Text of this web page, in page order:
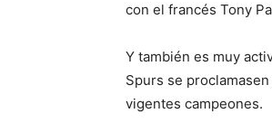
con el francés Tony
Y también es muy
Spurs se
vigentes campeones.